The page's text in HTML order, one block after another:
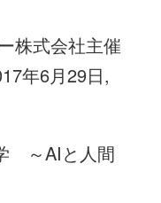
株式会社主催
年6月29日,
～AIと人間